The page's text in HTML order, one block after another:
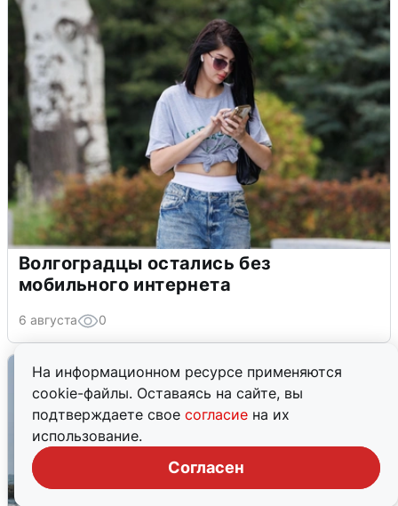
На информационном ресурсе применяются
cookie-файлы. Оставаясь на сайте, вы
подтверждаете свое согласие на их
использование.
Согласен
Волгоградцы остались без
мобильного интернета
6 августа 0